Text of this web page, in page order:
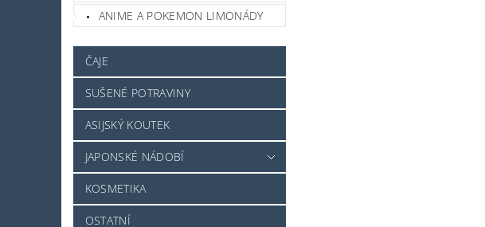
ANIME A POKEMON LIMONÁDY
ČAJE
SUŠENÉ POTRAVINY
ASIJSKÝ KOUTEK
JAPONSKÉ NÁDOBÍ
KOSMETIKA
OSTATNÍ